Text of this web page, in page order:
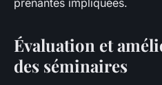
prenantes impliquées.
Évaluation et
des séminaires